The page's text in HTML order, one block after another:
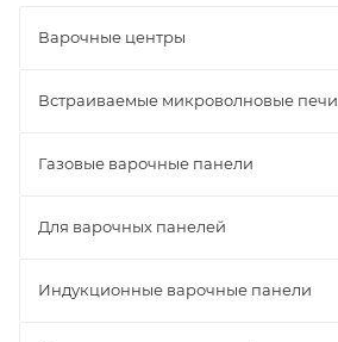
Варочные центры
Встраиваемые микроволновые печи
Газовые варочные панели
Для варочных панелей
Индукционные варочные панели